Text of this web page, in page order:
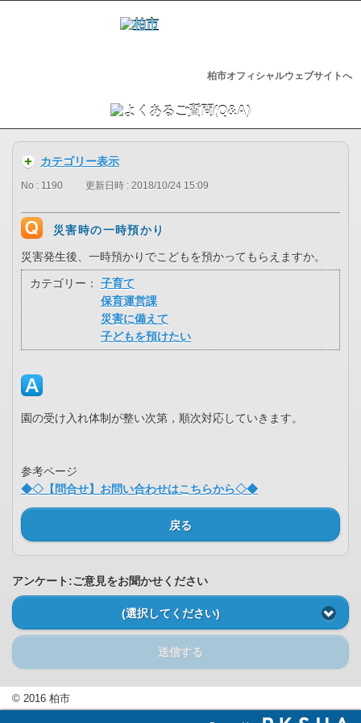
柏市オフィシャルウェブサイトへ
カテゴリー表示
No : 1190 更新日時 : 2018/10/24 15:09
災害時の一時預かり
災害発生後、一時預かりでこどもを預かってもらえますか。
カテゴリー：
子育て
保育運営課
災害に備えて
子どもを預けたい
園の受け入れ体制が整い次第，順次対応していきます。
参考ページ
◆◇【問合せ】お問い合わせはこちらから◇◆
戻る
アンケート:ご意見をお聞かせください
(選択してください)
送信する
© 2016 柏市